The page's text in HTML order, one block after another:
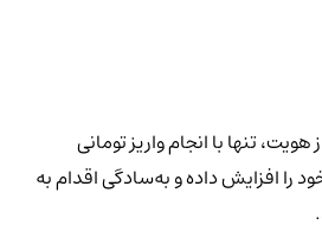
تنها با انجام واریز تومانی
افزایش داده و به‌سادگی اقدام به